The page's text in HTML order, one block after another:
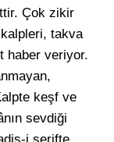
Çok zikir
takva
haber veriyor.
keşf ve
sevdiği